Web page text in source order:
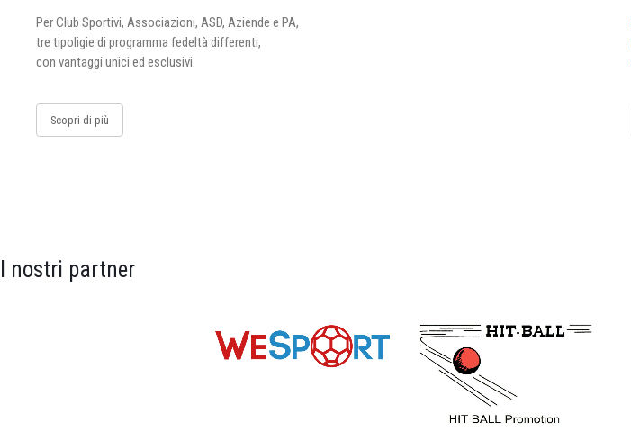
Per Club Sportivi, Associazioni, ASD, Aziende e PA,
tre tipoligie di programma fedeltà differenti,
con vantaggi unici ed esclusivi.
Scopri di più
I nostri partner